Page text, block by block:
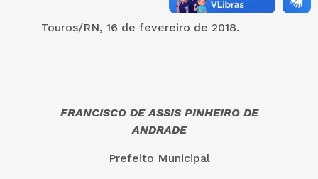
Touros/RN, 16 de fevereiro de 2018.
FRANCISCO DE ASSIS PINHEIRO DE
ANDRADE
Prefeito Municipal